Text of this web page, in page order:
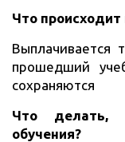
Что
Выплачивается
прошедший
сохраняются
Что делать,
обучения?